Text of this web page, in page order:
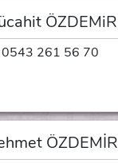
ÖZDEMiR
0543 261 56 70
ÖZDEMİR